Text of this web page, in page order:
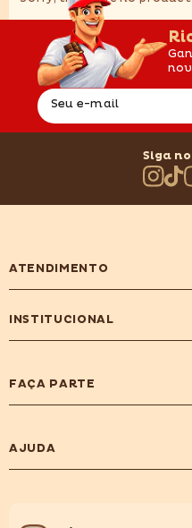
Seu e-mail
Siga
ATENDIMENTO
INSTITUCIONAL
FAÇA PARTE
AJUDA